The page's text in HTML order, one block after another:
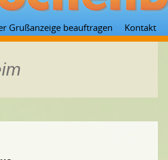
Zum
Inhalt
Grußanzeige beauftragen Kontakt